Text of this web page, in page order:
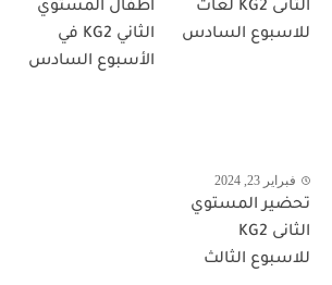
الثانى KG2 لغات
للاسبوع السادس
اطفال المستوي
الثاني KG2 في
الأسبوع السادس
فبراير 23, 2024
تحضير المستوي
الثانى KG2
للاسبوع الثالث